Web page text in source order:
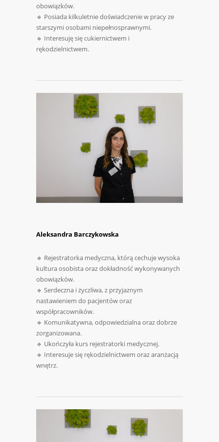
obowiązków.
🔹 Posiada kilkuletnie doświadczenie w pracy ze
starszymi osobami niepełnosprawnymi.
🔹 Interesuję się cukiernictwem i
rękodzielnictwem.
Aleksandra Barczykowska
🔹 Rejestratorka medyczna, którą cechuje wysoka
kultura osobista oraz dokładność wykonywanych
obowiązków.
🔹 Serdeczna i życzliwa, z przyjaznym
nastawieniem do pacjentów oraz
współpracowników.
🔹 Komunikatywna, odpowiedzialna oraz dobrze
zorganizowana.
🔹 Ukończyła kurs rejestratorki medycznej.
🔹 Interesuje się rękodzielnictwem oraz aranżacją
wnętrz.